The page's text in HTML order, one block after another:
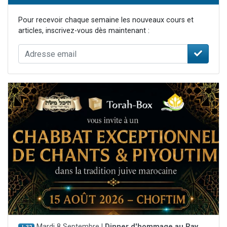
Pour recevoir chaque semaine les nouveaux cours et
articles, inscrivez-vous dès maintenant :